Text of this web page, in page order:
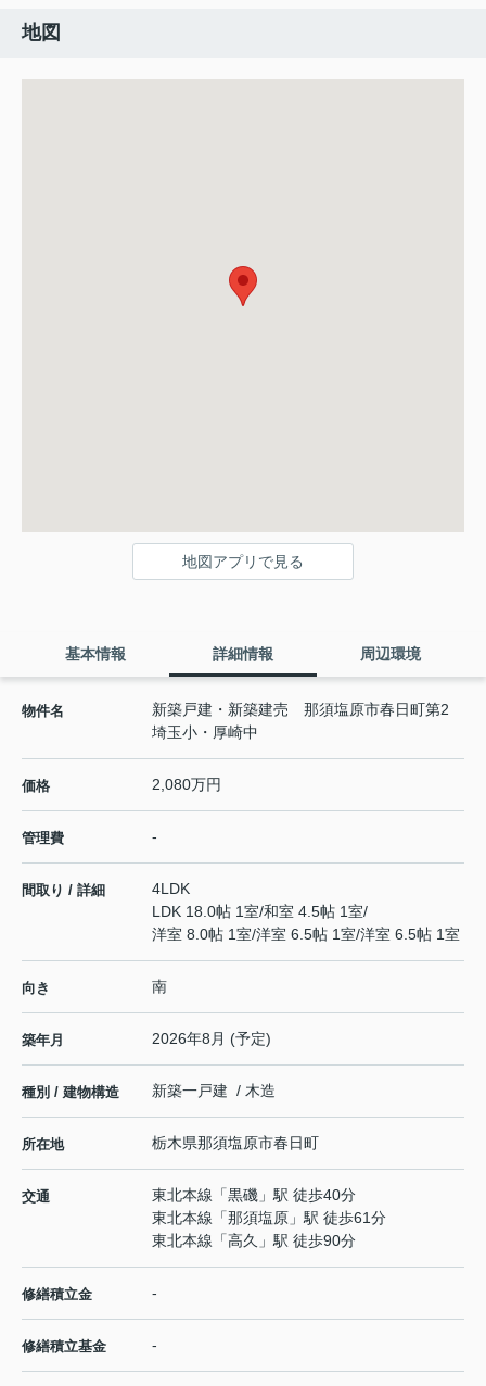
地図
地図アプリで見る
基本情報 詳細情報 周辺環境
物件名
新築戸建・新築建売 那須塩原市春日町第2
埼玉小・厚崎中
価格 2,080万円
管理費 -
間取り / 詳細
4LDK
LDK 18.0帖 1室/和室 4.5帖 1室/
洋室 8.0帖 1室/洋室 6.5帖 1室/洋室 6.5帖 1室
向き 南
築年月 2026年8月 (予定)
種別 / 建物構造 新築一戸建 / 木造
所在地 栃木県那須塩原市春日町
交通 東北本線 「黒磯 」駅 徒歩40分
東北本線 「那須塩原 」駅 徒歩61分
東北本線 「高久 」駅 徒歩90分
修繕積立金 -
修繕積立基金 -